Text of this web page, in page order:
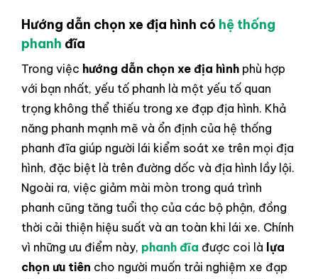
Hướng dẫn chọn xe địa hình có hệ thống
phanh đĩa
Trong việc hướng dẫn chọn xe địa hình phù hợp
với bạn nhất, yếu tố phanh là một yếu tố quan
trọng không thể thiếu trong xe đạp địa hình. Khả
năng phanh mạnh mẽ và ổn định của hệ thống
phanh đĩa giúp người lái kiểm soát xe trên mọi địa
hình, đặc biệt là trên đường dốc và địa hình lầy lội.
Ngoài ra, việc giảm mài mòn trong quá trình
phanh cũng tăng tuổi thọ của các bộ phận, đồng
thời cải thiện hiệu suất và an toàn khi lái xe. Chính
vì những ưu điểm này, phanh đĩa được coi là lựa
chọn ưu tiên cho người muốn trải nghiệm xe đạp